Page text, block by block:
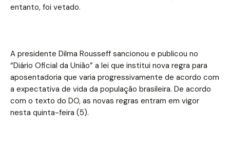
entanto, foi vetado.
A presidente Dilma Rousseff sancionou e publicou no
“Diário Oficial da União” a lei que institui nova regra para
aposentadoria que varia progressivamente de acordo com
a expectativa de vida da população brasileira. De acordo
com o texto do DO, as novas regras entram em vigor
nesta quinta-feira (5).